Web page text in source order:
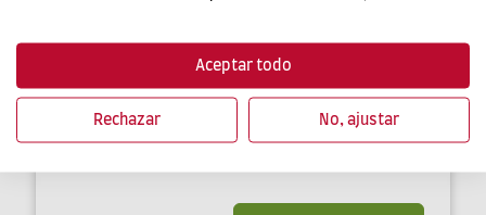
Mensaje*
Aceptar todo
Rechazar No, ajustar